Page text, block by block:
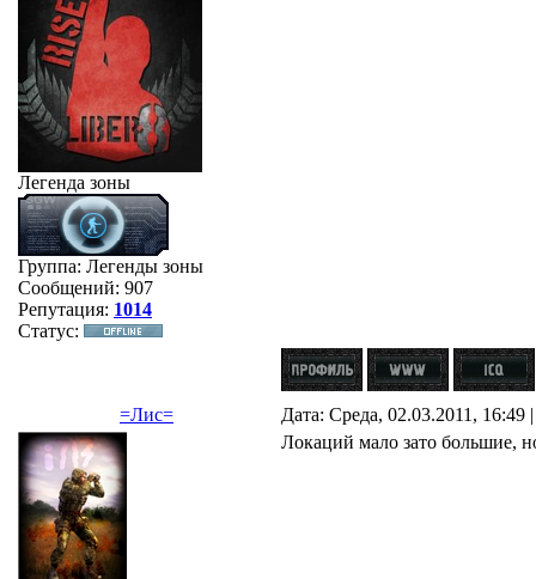
Легенда зоны
Группа: Легенды зоны
Сообщений: 907
Репутация: 1014
Статус:
=Лис= Дата: Среда, 02.03.2011,
Локаций мало зато большие,